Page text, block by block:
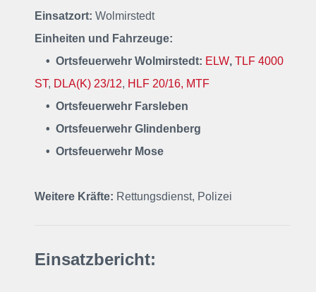
Einsatzort: Wolmirstedt
Einheiten und Fahrzeuge:
• Ortsfeuerwehr Wolmirstedt: ELW, TLF 4000
ST, DLA(K) 23/12, HLF 20/16, MTF
• Ortsfeuerwehr Farsleben
• Ortsfeuerwehr Glindenberg
• Ortsfeuerwehr Mose
Weitere Kräfte: Rettungsdienst, Polizei
Einsatzbericht: